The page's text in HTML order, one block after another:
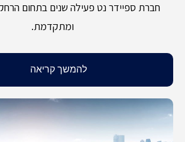
חברת ספיידר נט פעילה שנים בתחום
ומתקדמת.
להמשך קריאה